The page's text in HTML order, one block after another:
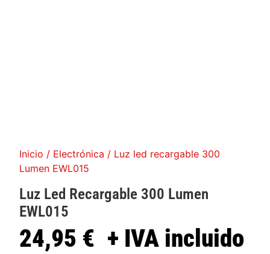
Inicio / Electrónica / Luz led recargable 300
Lumen EWL015
Luz Led Recargable 300 Lumen
EWL015
24,95 € + IVA incluido